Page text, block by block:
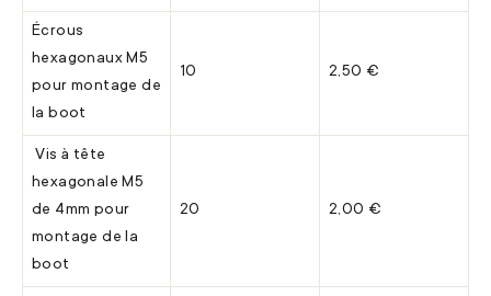
Écrous
hexagonaux M5
pour montage de
la boot
10 2,50 €
Vis à tête
hexagonale M5
de 4mm pour
montage de la
boot
20 2,00 €